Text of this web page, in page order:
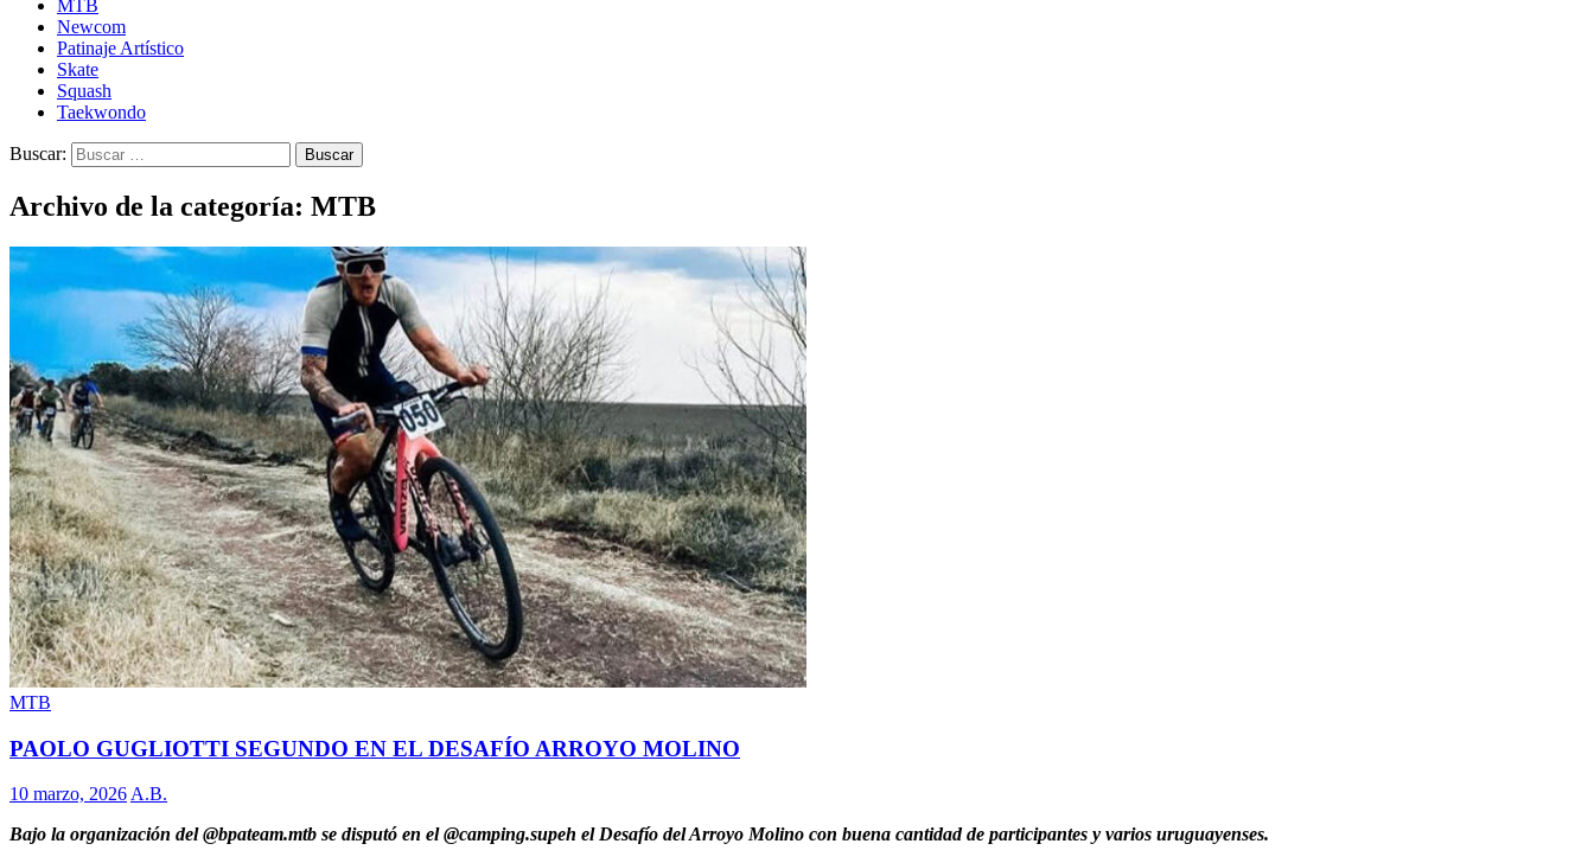
MTB
Newcom
Patinaje Artístico
Skate
Squash
Taekwondo
Buscar:
Archivo de la categoría: MTB
MTB
PAOLO GUGLIOTTI SEGUNDO EN EL DESAFÍO ARROYO MOLINO
10 marzo, 2026 A.B.
Bajo la organización del @bpateam.mtb se disputó en el @camping.supeh el Desafío del Arroyo Molino con buena cantidad de participantes y varios uruguayenses.